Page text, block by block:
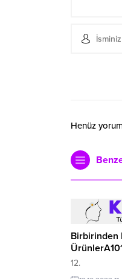
Henüz
Birbirinden
12.